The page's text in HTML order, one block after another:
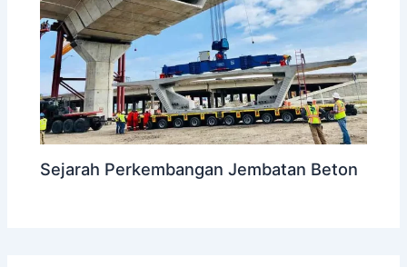
Sejarah Perkembangan Jembatan Beton